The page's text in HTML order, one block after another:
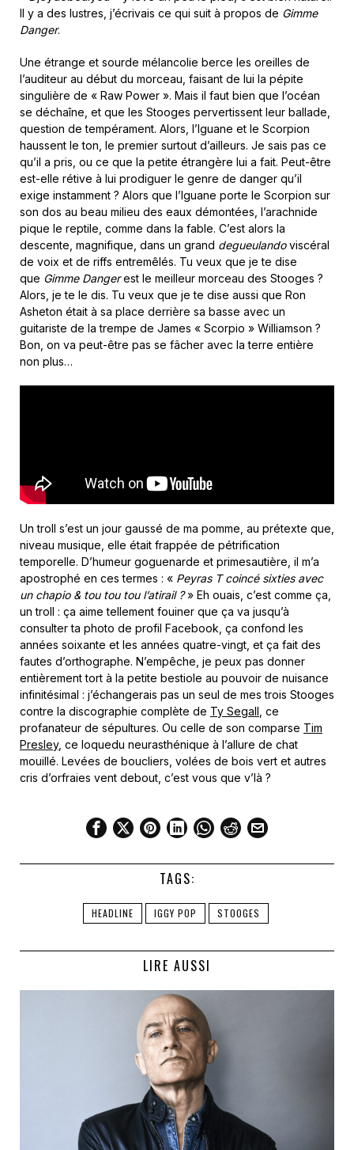
Il y a des lustres, j’écrivais ce qui suit à propos de Gimme
Danger.
Une étrange et sourde mélancolie berce les oreilles de
l’auditeur au début du morceau, faisant de lui la pépite
singulière de « Raw Power ». Mais il faut bien que l’océan
se déchaîne, et que les Stooges pervertissent leur ballade,
question de tempérament. Alors, l’Iguane et le Scorpion
haussent le ton, le premier surtout d’ailleurs. Je sais pas ce
qu’il a pris, ou ce que la petite étrangère lui a fait. Peut-être
est-elle rétive à lui prodiguer le genre de danger qu’il
exige instamment ? Alors que l’Iguane porte le Scorpion sur
son dos au beau milieu des eaux démontées, l’arachnide
pique le reptile, comme dans la fable. C’est alors la
descente, magnifique, dans un grand degueulandoviscéral
de voix et de riffs entremêlés. Tu veux que je te dise
que Gimme Dangerest le meilleur morceau des Stooges ?
Alors, je te le dis. Tu veux que je te dise aussi que Ron
Asheton était à sa place derrière sa basse avec un
guitariste de la trempe de James « Scorpio » Williamson ?
Bon, on va peut-être pas se fâcher avec la terre entière
non plus…
Un troll s’est un jour gaussé de ma pomme, au prétexte que,
niveau musique, elle était frappée de pétrification
temporelle. D’humeur goguenarde et primesautière, il m’a
apostrophé en ces termes : « Peyras T coincé sixties avec
un chapio & tou tou tou l’atirail ?» Eh ouais, c’est comme ça,
un troll : ça aime tellement fouiner que ça va jusqu’à
consulter ta photo de profil Facebook, ça confond les
années soixante et les années quatre-vingt, et ça fait des
fautes d’orthographe. N’empêche, je peux pas donner
entièrement tort à la petite bestiole au pouvoir de nuisance
infinitésimal : j’échangerais pas un seul de mes trois Stooges
contre la discographie complète de Ty Segall , ce
profanateur de sépultures. Ou celle de son comparse Tim
Presley, ce loquedu neurasthénique à l’allure de chat
mouillé. Levées de boucliers, volées de bois vert et autres
cris d’orfraies vent debout, c’est vous que v’là ?
TAGS:
HEADLINE IGGY POP STOOGES
LIRE AUSSI